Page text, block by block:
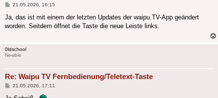
Beitrag
21.05.2026, 16:15
Ja, das ist mit einem der letzten Updates der waipu.TV-App geändert
worden. Seitdem öffnet die Taste die neue Leiste links.
0ldschool
Newbie
Re: Waipu TV Fernbedienung/Teletext-Taste
Beitrag
21.05.2026, 17:11